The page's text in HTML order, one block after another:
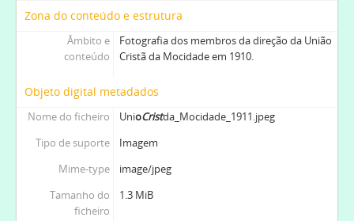
Zona do conteúdo e estrutura
Âmbito e
conteúdo
Fotografia dos membros da direção da União
Cristã da Mocidade em 1910.
Objeto digital metadados
Nome do ficheiro UnioCristda_Mocidade_1911.jpeg
Tipo de suporte
Imagem
Mime-type
image/jpeg
Tamanho do
ficheiro
1.3 MiB